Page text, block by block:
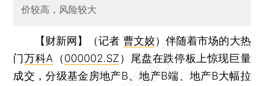
价较高，风险较大
【财新网】（记者 曹文姣） 伴随着市场的大热
门万科A （000002.SZ ）尾盘在跌停板上惊现巨量
成交，分级基金房地产B、地产B端、地产B大幅拉